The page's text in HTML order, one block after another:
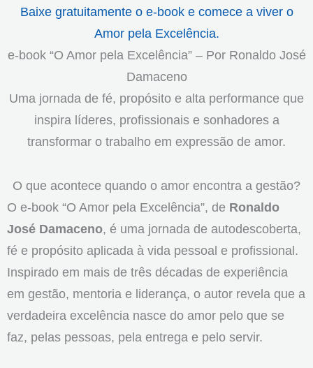
Baixe gratuitamente o e-book e comece a viver o
Amor pela Excelência.
e-book “O Amor pela Excelência” – Por Ronaldo José
Damaceno
Uma jornada de fé, propósito e alta performance que
inspira líderes, profissionais e sonhadores a
transformar o trabalho em expressão de amor.
O que acontece quando o amor encontra a gestão?
O e-book “O Amor pela Excelência”, de Ronaldo
José Damaceno, é uma jornada de autodescoberta,
fé e propósito aplicada à vida pessoal e profissional.
Inspirado em mais de três décadas de experiência
em gestão, mentoria e liderança, o autor revela que a
verdadeira excelência nasce do amor pelo que se
faz, pelas pessoas, pela entrega e pelo servir.